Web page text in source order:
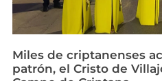
Miles de criptanenses
patrón, el Cristo de